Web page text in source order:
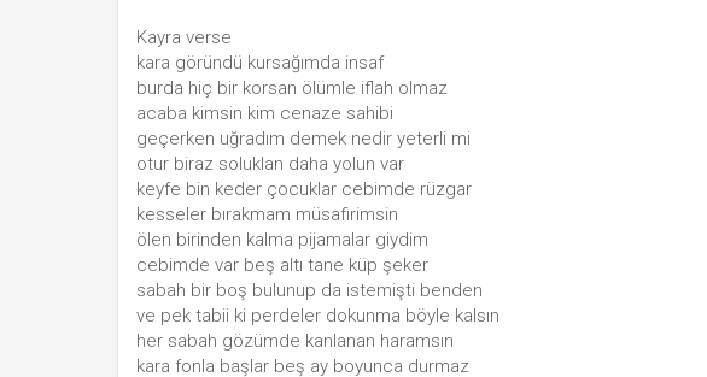
Kayra verse
kara göründü kursağımda insaf
burda hiç bir korsan ölümle iflah olmaz
acaba kimsin kim cenaze sahibi
geçerken uğradım demek nedir yeterli mi
otur biraz soluklan daha yolun var
keyfe bin keder çocuklar cebimde rüzgar
kesseler bırakmam müsafirimsin
ölen birinden kalma pijamalar giydim
cebimde var beş altı tane küp şeker
sabah bir boş bulunup da istemişti benden
ve pek tabii ki perdeler dokunma böyle kalsın
her sabah gözümde kanlanan haramsın
kara fonla başlar beş ay boyunca durmaz